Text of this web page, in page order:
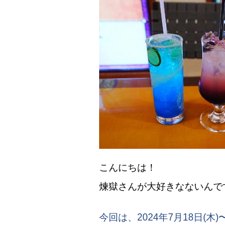
こんにちは！
煉獄さんが大好きなないんで
今回は、2024年7月18日(木)